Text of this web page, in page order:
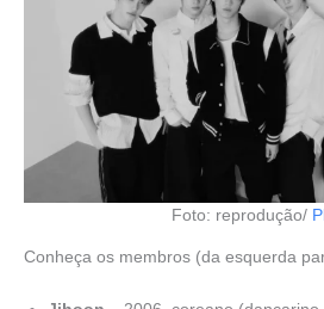
Foto: reprodução/
Conheça os membros (da esquerda